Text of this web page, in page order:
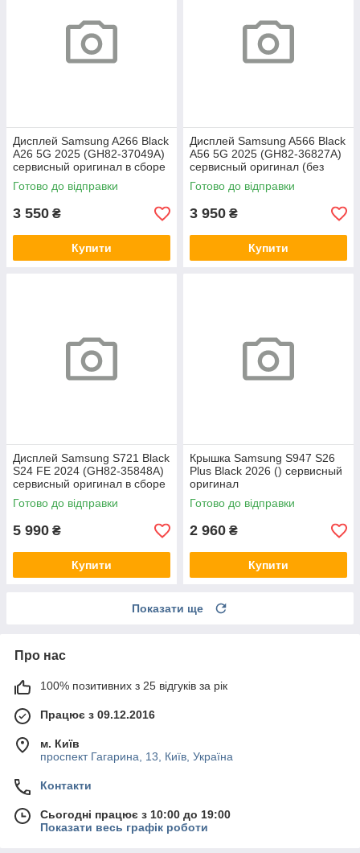
Дисплей Samsung A266 Black
A26 5G 2025 (GH82-37049A)
сервисный оригинал в сборе
с рамкой
Готово до відправки
3 550 ₴
Купити
Дисплей Samsung A566 Black
A56 5G 2025 (GH82-36827A)
сервисный оригинал (без
рамки)
Готово до відправки
3 950 ₴
Купити
Дисплей Samsung S721 Black
S24 FE 2024 (GH82-35848A)
сервисный оригинал в сборе
с рамкой
Готово до відправки
5 990 ₴
Купити
Крышка Samsung S947 S26
Plus Black 2026 () сервисный
оригинал
Готово до відправки
2 960 ₴
Купити
Показати ще
Про нас
100% позитивних з 25 відгуків за рік
Працює з 09.12.2016
м. Київ
проспект Гагарина, 13, Київ, Україна
Контакти
Сьогодні працює з 10:00 до 19:00
Показати весь графік роботи